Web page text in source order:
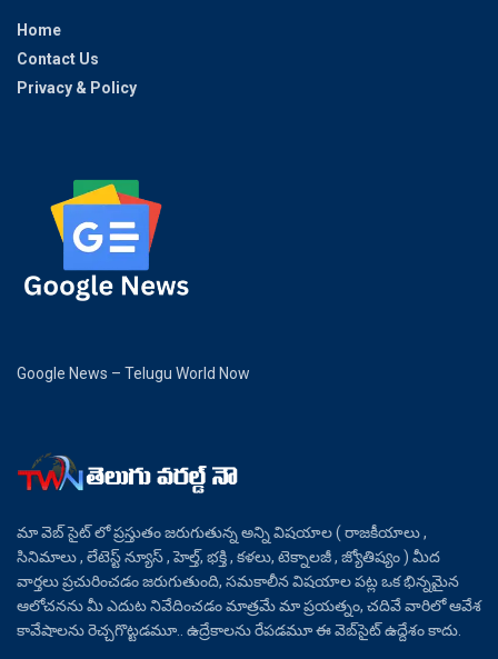
Home
Contact Us
Privacy & Policy
Google News – Telugu World Now
మా వెబ్ సైట్ లో ప్రస్తుతం జరుగుతున్న అన్ని విషయాల ( రాజకీయాలు ,
సినిమాలు , లేటెస్ట్ న్యూస్ , హెల్త్, భక్తి , కళలు, టెక్నాలజీ , జ్యోతిష్యం ) మీద
వార్తలు ప్రచురించడం జరుగుతుంది, సమకాలీన విషయాల పట్ల ఒక భిన్నమైన
ఆలోచనను మీ ఎదుట నివేదించడం మాత్రమే మా ప్రయత్నం, చదివే వారిలో ఆవేశ
కావేషాలను రెచ్చగొట్టడమూ.. ఉద్రేకాలను రేపడమూ ఈ వెబ్‌సైట్ ఉద్దేశం కాదు.